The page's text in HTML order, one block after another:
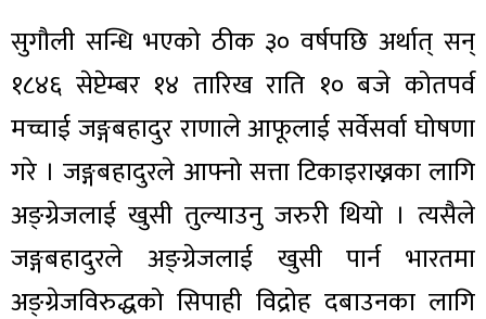
सुगौली सन्धि भएको ठीक ३० वर्षपछि अर्थात् सन्
१८४६ सेप्टेम्बर १४ तारिख राति १० बजे कोतपर्व
मच्चाई जङ्गबहादुर राणाले आफूलाई सर्वेसर्वा घोषणा
गरे । जङ्गबहादुरले आफ्नो सत्ता टिकाइराख्नका लागि
अङ्ग्रेजलाई खुसी तुल्याउनु जरुरी थियो । त्यसैले
जङ्गबहादुरले अङ्ग्रेजलाई खुसी पार्न भारतमा
अङ्ग्रेजविरुद्धको सिपाही विद्रोह दबाउनका लागि